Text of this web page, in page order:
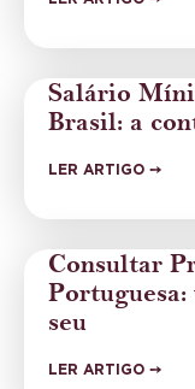
Salário
Brasil: a
LER ARTIGO ➙
Consultar
Portuguesa:
seu
LER ARTIGO ➙